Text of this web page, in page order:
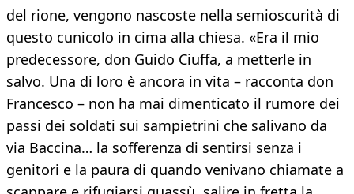
del rione, vengono nascoste nella semioscurità di
questo cunicolo in cima alla chiesa. «Era il mio
predecessore, don Guido Ciuffa, a metterle in
salvo. Una di loro è ancora in vita – racconta don
Francesco – non ha mai dimenticato il rumore dei
passi dei soldati sui sampietrini che salivano da
via Baccina… la sofferenza di sentirsi senza i
genitori e la paura di quando venivano chiamate a